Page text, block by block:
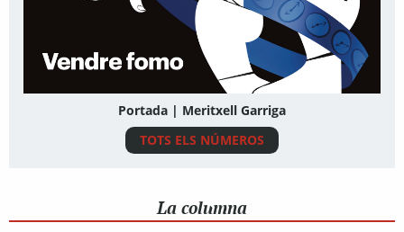
Portada | Meritxell Garriga
TOTS ELS NÚMEROS
La columna